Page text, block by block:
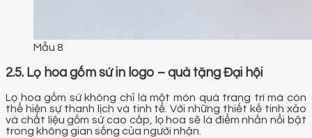
Mẫu 8
2.5. Lọ hoa gốm sứ in logo – quà tặng Đại hội
Lọ hoa gốm sứ không chỉ là một món quà trang trí mà còn
thể hiện sự thanh lịch và tinh tế. Với những thiết kế tinh xảo
và chất liệu gốm sứ cao cấp, lọ hoa sẽ là điểm nhấn nổi bật
trong không gian sống của người nhận.